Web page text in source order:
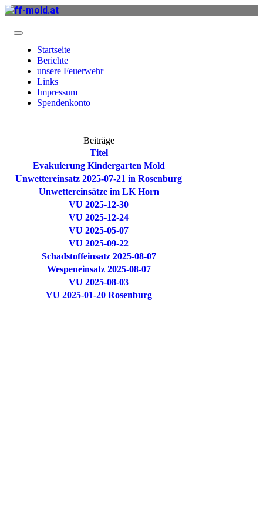
Startseite
Berichte
unsere Feuerwehr
Links
Impressum
Spendenkonto
Beiträge
Titel
Evakuierung Kindergarten Mold
Unwettereinsatz 2025-07-21 in Rosenburg
Unwettereinsätze im LK Horn
VU 2025-12-30
VU 2025-12-24
VU 2025-05-07
VU 2025-09-22
Schadstoffeinsatz 2025-08-07
Wespeneinsatz 2025-08-07
VU 2025-08-03
VU 2025-01-20 Rosenburg